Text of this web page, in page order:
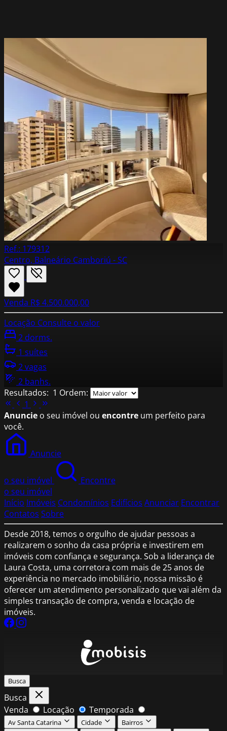
Ref.: 179312
Centro, Balneário Camboriú - SC
Venda R$ 4.500.000,00
Locação Consulte o valor
2 dorms.
1 suítes
2 vagas
2 banhs.
Resultados: 1 Ordem:
1
Anuncie o seu imóvel ou encontre um perfeito para
você.
Anuncie
o seu imóvel
Encontre
o seu imóvel
Início Imóveis Condomínios Edifícios Anunciar Encontrar
Contatos Sobre
Desde 2018, temos o orgulho de ajudar pessoas a
realizarem o sonho da casa própria e investirem em
imóveis com confiança e segurança. Sob a liderança de
Laura Costa, uma corretora com mais de 25 anos de
experiência no mercado imobiliário, nossa missão é
oferecer um atendimento personalizado que vai além da
simples transação de compra, venda e locação de
imóveis.
Busca
Busca
Venda
Locação Temporada
Av Santa Catarina Cidade Bairros